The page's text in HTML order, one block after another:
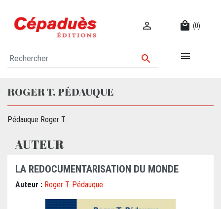
 local_mall (0)
 
ROGER T. PÉDAUQUE
Pédauque Roger T.
AUTEUR
LA REDOCUMENTARISATION DU MONDE
Auteur : Roger T. Pédauque